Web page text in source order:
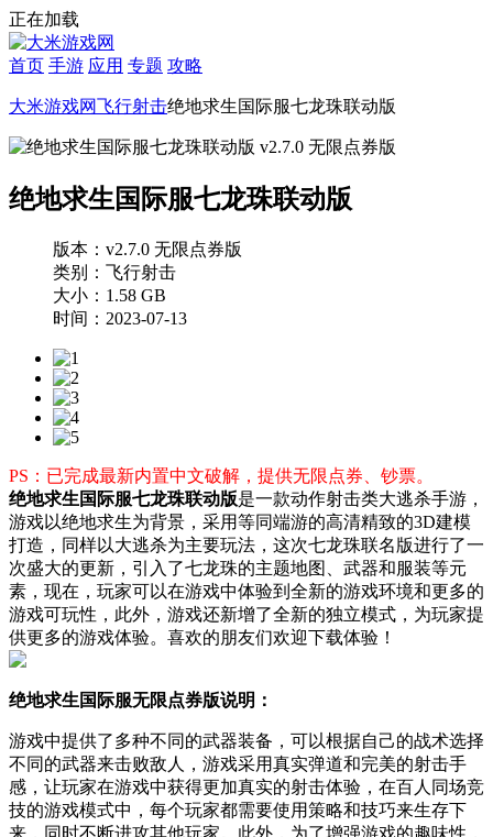
正在加载
首页 手游 应用 专题 攻略
大米游戏网飞行射击绝地求生国际服七龙珠联动版
绝地求生国际服七龙珠联动版
版本：v2.7.0 无限点券版
类别：飞行射击
大小：1.58 GB
时间：2023-07-13
PS：已完成最新内置中文破解，提供无限点券、钞票。
绝地求生国际服七龙珠联动版是一款动作射击类大逃杀手游，
游戏以绝地求生为背景，采用等同端游的高清精致的3D建模
打造，同样以大逃杀为主要玩法，这次七龙珠联名版进行了一
次盛大的更新，引入了七龙珠的主题地图、武器和服装等元
素，现在，玩家可以在游戏中体验到全新的游戏环境和更多的
游戏可玩性，此外，游戏还新增了全新的独立模式，为玩家提
供更多的游戏体验。喜欢的朋友们欢迎下载体验！
绝地求生国际服无限点券版说明：
游戏中提供了多种不同的武器装备，可以根据自己的战术选择
不同的武器来击败敌人，游戏采用真实弹道和完美的射击手
感，让玩家在游戏中获得更加真实的射击体验，在百人同场竞
技的游戏模式中，每个玩家都需要使用策略和技巧来生存下
来，同时不断进攻其他玩家。此外，为了增强游戏的趣味性，